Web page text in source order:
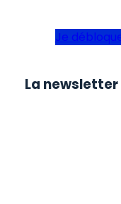
Je
La newsletter